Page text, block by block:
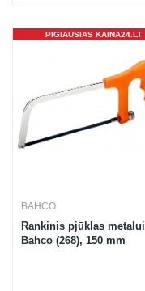
PIGIAUSIAS KAINA24.LT
BAHCO
Rankinis pjūklas metalui
Bahco (268), 150 mm